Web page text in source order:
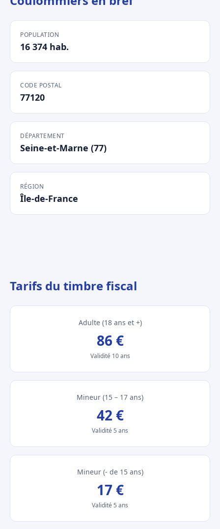
POPULATION
16 374 hab.
CODE POSTAL
77120
DÉPARTEMENT
Seine-et-Marne (77)
RÉGION
Île-de-France
Tarifs du timbre fiscal
Adulte (18 ans et +)
86 €
Validité 10 ans
Mineur (15 – 17 ans)
42 €
Validité 5 ans
Mineur (- de 15 ans)
17 €
Validité 5 ans